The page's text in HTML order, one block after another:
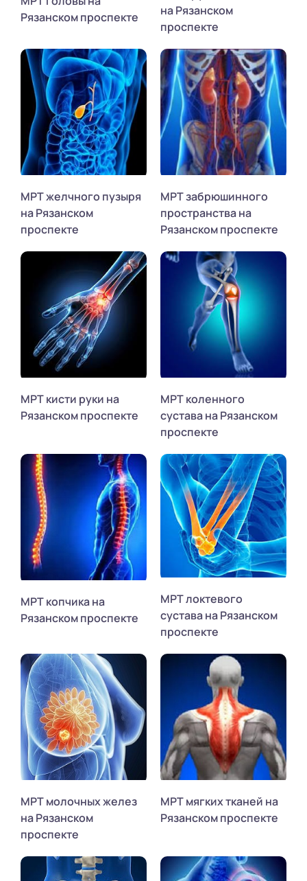
Рязанском проспекте
на Рязанском
проспекте
МРТ желчного пузыря
на Рязанском
проспекте
МРТ забрюшинного
пространства на
Рязанском проспекте
МРТ кисти руки на
Рязанском проспекте
МРТ коленного
сустава на Рязанском
проспекте
МРТ копчика на
Рязанском проспекте
МРТ локтевого
сустава на Рязанском
проспекте
МРТ молочных желез
на Рязанском
проспекте
МРТ мягких тканей на
Рязанском проспекте